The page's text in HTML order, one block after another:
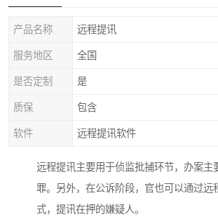
产品名称 远程提讯
服务地区 全国
是否定制 是
质保 包含
软件 远程提讯软件
远程提讯主要用于侦监批捕环节，办案主
罪。另外，在公诉阶段，官也可以通过远
式，提讯在押的嫌疑人。